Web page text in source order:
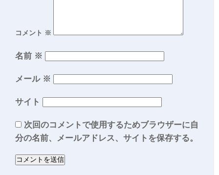
コメント ※
名前 ※
メール ※
サイト
次回のコメントで使用するためブラウザーに自
分の名前、メールアドレス、サイトを保存する。